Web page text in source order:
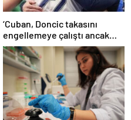
‘Cuban, Doncic takasını
engellemeye çalıştı ancak
geç kaldı’ iddiası! NBA
Haberleri